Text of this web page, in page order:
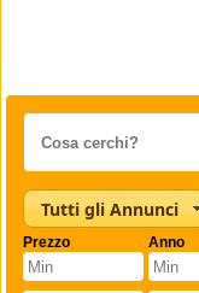
Tutti gli Annunci
Prezzo Anno